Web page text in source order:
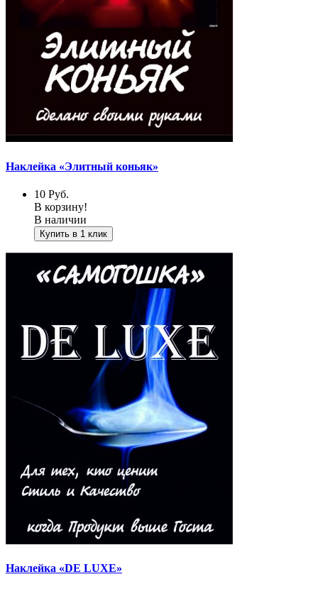
Наклейка «Элитный коньяк»
10 Руб.
В корзину!
В наличии
Купить в 1 клик
Наклейка «DE LUXE»